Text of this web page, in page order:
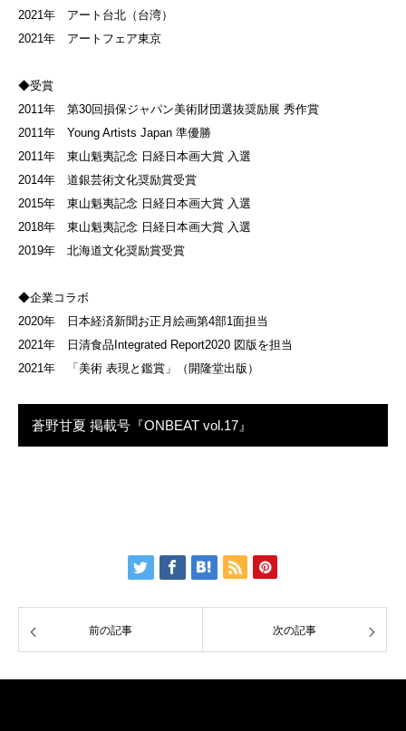
2021年 アート台北（台湾）
2021年 アートフェア東京
◆受賞
2011年 第30回損保ジャパン美術財団選抜奨励展 秀作賞
2011年 Young Artists Japan 準優勝
2011年 東山魁夷記念 日経日本画大賞 入選
2014年 道銀芸術文化奨励賞受賞
2015年 東山魁夷記念 日経日本画大賞 入選
2018年 東山魁夷記念 日経日本画大賞 入選
2019年 北海道文化奨励賞受賞
◆企業コラボ
2020年 日本経済新聞お正月絵画第4部1面担当
2021年 日清食品Integrated Report2020 図版を担当
2021年 「美術 表現と鑑賞」（開隆堂出版）
蒼野甘夏 掲載号『ONBEAT vol.17』
前の記事 次の記事